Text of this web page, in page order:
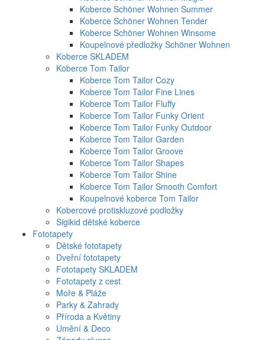
Koberce Schöner Wohnen Summer
Koberce Schöner Wohnen Tender
Koberce Schöner Wohnen Winsome
Koupelnové předložky Schöner Wohnen
Koberce SKLADEM
Koberce Tom Tailor
Koberce Tom Tailor Cozy
Koberce Tom Tailor Fine Lines
Koberce Tom Tailor Fluffy
Koberce Tom Tailor Funky Orient
Koberce Tom Tailor Funky Outdoor
Koberce Tom Tailor Garden
Koberce Tom Tailor Groove
Koberce Tom Tailor Shapes
Koberce Tom Tailor Shine
Koberce Tom Tailor Smooth Comfort
Koupelnové koberce Tom Tailor
Kobercové protiskluzové podložky
Sigikid dětské koberce
Fototapety
Dětské fototapety
Dveřní fototapety
Fototapety SKLADEM
Fototapety z cest
Moře & Pláže
Parky & Zahrady
Příroda a Květiny
Umění & Deco